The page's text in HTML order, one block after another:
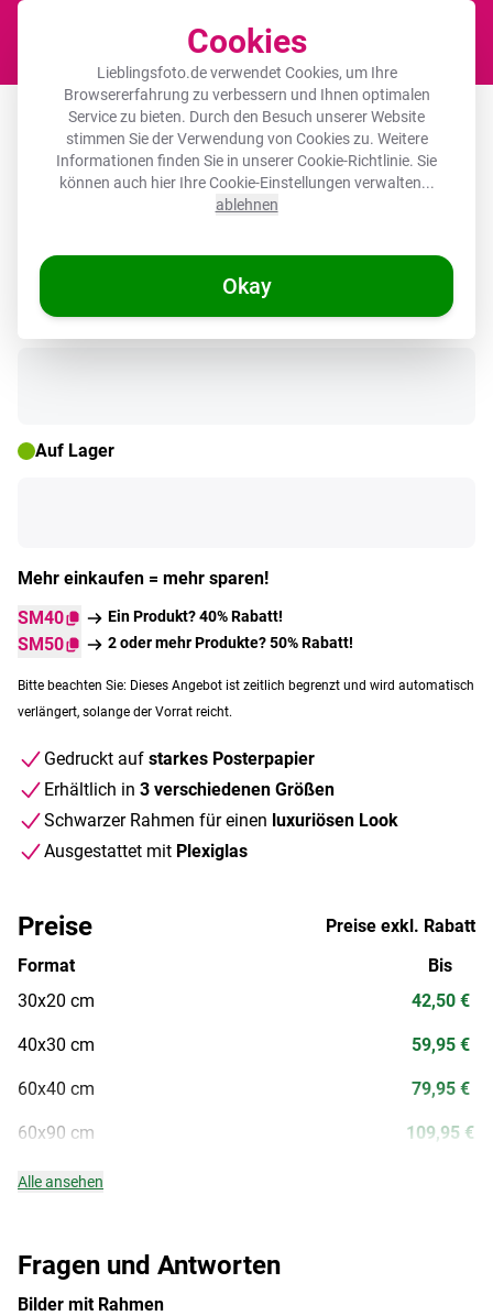
Cookies
Lieblingsfoto.de verwendet Cookies, um Ihre
Browsererfahrung zu verbessern und Ihnen optimalen
Service zu bieten. Durch den Besuch unserer Website
stimmen Sie der Verwendung von Cookies zu. Weitere
Informationen finden Sie in unsererCookie-Richtlinie. Sie
können auch hier Ihre Cookie-Einstellungen verwalten...
ablehnen
Okay
Fotorahmen schwarz ohne
Passepartout - Gewürze - Mischung -
Herzform - Schwarz
Auf Lager
Mehr einkaufen = mehr sparen!
SM40
Ein Produkt? 40% Rabatt!
SM50 2 oder mehr Produkte? 50% Rabatt!
Bitte beachten Sie: Dieses Angebot ist zeitlich begrenzt und wird automatisch
verlängert, solange der Vorrat reicht.
Gedruckt auf starkes Posterpapier
Erhältlich in 3 verschiedenen Größen
Schwarzer Rahmen für einen luxuriösen Look
Ausgestattet mit Plexiglas
Fragen und Antworten
Bilder mit Rahmen
Preise
Preise exkl. Rabatt
Format
30x20 cm
40x30 cm
60x40 cm
60x90 cm
Bis
42,50 €
59,95 €
79,95 €
109,95 €
Alle ansehen